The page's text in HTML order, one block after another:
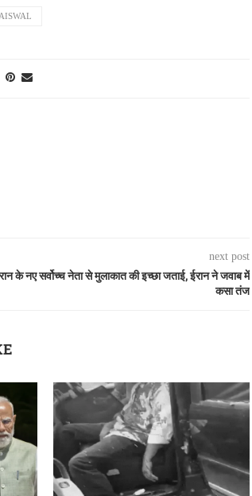
next post
के नए सर्वोच्च नेता से मुलाकात की इच्छा जताई, ईरान ने जवाब में
कसा तंज